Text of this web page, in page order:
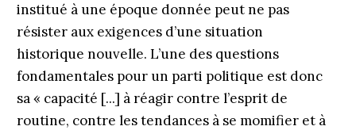
institué à une époque donnée peut ne pas
résister aux exigences d’une situation
historique nouvelle. L’une des questions
fondamentales pour un parti politique est donc
sa « capacité [...] à réagir contre l’esprit de
routine, contre les tendances à se momifier et à